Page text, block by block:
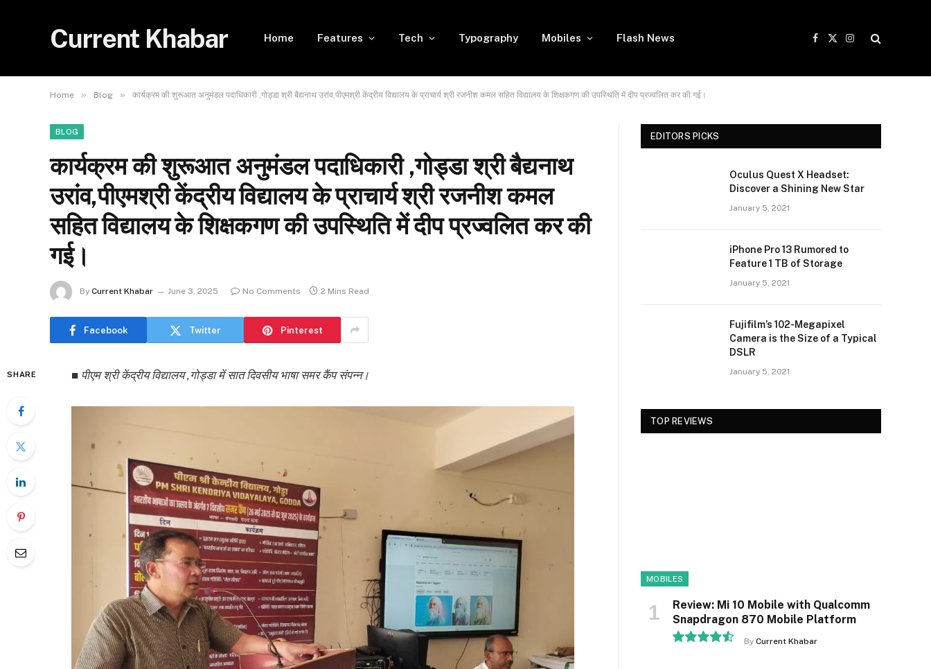
Current Khabar Home Features Tech Typography Mobiles Flash News
Facebook
X
Instagram
Home » Blog » कार्यक्रम की शुरूआत अनुमंडल पदाधिकारी ,गोड्डा श्री बैद्यनाथ उरांव,पीएमश्री केंद्रीय विद्यालय के प्राचार्य श्री रजनीश कमल सहित विद्यालय के शिक्षकगण की उपस्थिति में दीप प्रज्वलित कर की गई।
BLOG
कार्यक्रम की शुरूआत अनुमंडल पदाधिकारी ,गोड्डा श्री बैद्यनाथ
उरांव,पीएमश्री केंद्रीय विद्यालय के प्राचार्य श्री रजनीश कमल
सहित विद्यालय के शिक्षकगण की उपस्थिति में दीप प्रज्वलित कर की
गई।
By Current Khabar June 3, 2025 No Comments 2 Mins Read
Facebook Twitter Pinterest
SHARE ■ पीएम श्री केंद्रीय विद्यालय ,गोड्डा में सात दिवसीय भाषा समर कैंप संपन्न।
EDITORS PICKS
Oculus Quest X Headset:
Discover a Shining New Star
January 5, 2021
iPhone Pro 13 Rumored to
Feature 1 TB of Storage
January 5, 2021
Fujifilm’s 102-Megapixel
Camera is the Size of a Typical
DSLR
January 5, 2021
TOP REVIEWS
MOBILES
Review: Mi 10 Mobile with Qualcomm
Snapdragon 870 Mobile Platform
By Current Khabar